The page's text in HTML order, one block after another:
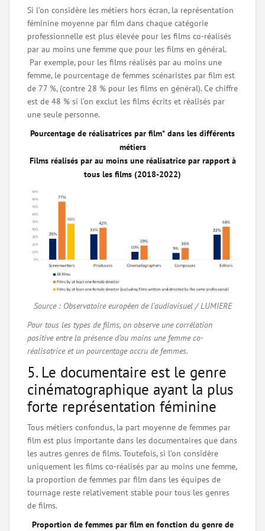
Si l’on considère les métiers hors écran, la représentation
féminine moyenne par film dans chaque catégorie
professionnelle est plus élevée pour les films co-réalisés
par au moins une femme que pour les films en général.
Par exemple, pour les films réalisés par au moins une
femme, le pourcentage de femmes scénaristes par film est
de 77 %, (contre 28 % pour les films en général). Ce chiffre
est de 48 % si l’on exclut les films écrits et réalisés par
une seule personne.
Pourcentage de réalisatrices par film* dans les différents
métiers
Films réalisés par au moins une réalisatrice par rapport à
tous les films (2018-2022)
Source : Observatoire européen de l'audiovisuel / LUMIERE
Pour tous les types de films, on observe une corrélation
positive entre la présence d’au moins une femme co-
réalisatrice et un pourcentage accru de femmes.
5. Le documentaire est le genre
cinématographique ayant la plus
forte représentation féminine
Tous métiers confondus, la part moyenne de femmes par
film est plus importante dans les documentaires que dans
les autres genres de films. Toutefois, si l’on considère
uniquement les films co-réalisés par au moins une femme,
la proportion de femmes par film dans les équipes de
tournage reste relativement stable pour tous les genres
de films.
Proportion de femmes par film en fonction du genre de